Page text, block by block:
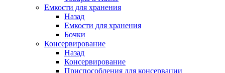
Емкости для хранения
Назад
Емкости для хранения
Бочки
Консервирование
Назад
Консервирование
Приспособления для консервации